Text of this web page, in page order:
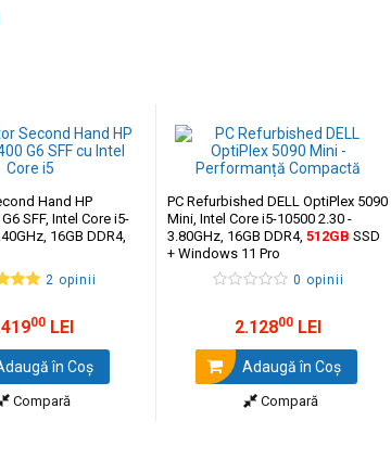
Hand HP
SFF, Intel Core i5-
16GB DDR4,
2 opinii
00 LEI
în Coş
Compară
PC Refurbished DELL OptiPlex 5090
Mini, Intel Core i5-10500 2.30 -
3.80GHz, 16GB DDR4, 512GB SSD
+ Windows 11 Pro
0 opinii
2.12800 LEI
Adaugă în Coş
Compară